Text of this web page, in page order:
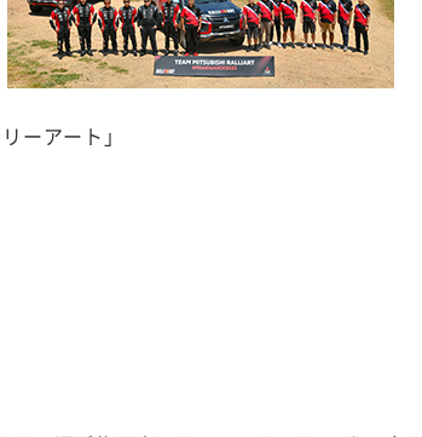
ーアート」